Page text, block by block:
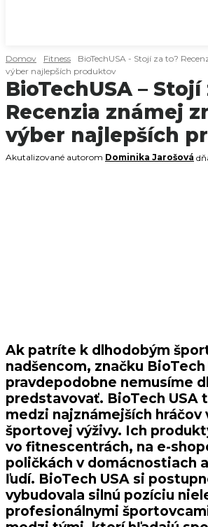
Domov Fitness
BioTechUSA - Stojí za to?
výber najlepších produktov
BioTechUSA – Stojí
Recenzia známej
výber najlepších
Akutalizované autorom Dominika Jarošová
Ak patríte k dlhodobým
nadšencom, značku BioTech
pravdepodobne nemusíme
predstavovať. BioTech USA
medzi najznámejších hráčov
športovej výživy. Ich
vo fitnescentrách, na e-
poličkách v domácnostiach
ľudí. BioTech USA si
vybudovala silnú pozíciu
profesionálnymi